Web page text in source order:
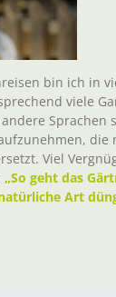
bin ich in
viele
Sprachen
die
Viel
„So geht das
Art